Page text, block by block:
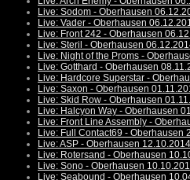
Live: Sodom - Oberhausen
Live: Vader - Oberhausen
Live: Front 242 - Oberhausen
Live: Steril - Oberhausen
Live: Night of the Proms -
Live: Gotthard - Oberhausen
Live: Hardcore Superstar -
Live: Saxon - Oberhausen
Live: Skid Row - Oberhausen
Live: Halcyon Way - Oberhausen
Live: Front Line Assembly -
Live: Full Contact69 - Oberhausen
Live: ASP - Oberhausen 12.10.2014
Live: Rotersand - Oberhausen
Live: Sono - Oberhausen
Live: Seabound - Oberhausen